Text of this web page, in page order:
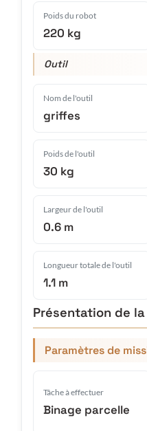
Poids du robot
220 kg
Outil
Nom de l'outil
griffes
Poids de l'outil
30 kg
Largeur de l'outil
0.6 m
Longueur totale de l'outil
1.1 m
Présentation de
Paramètres de
Tâche à effectuer
Binage parcelle